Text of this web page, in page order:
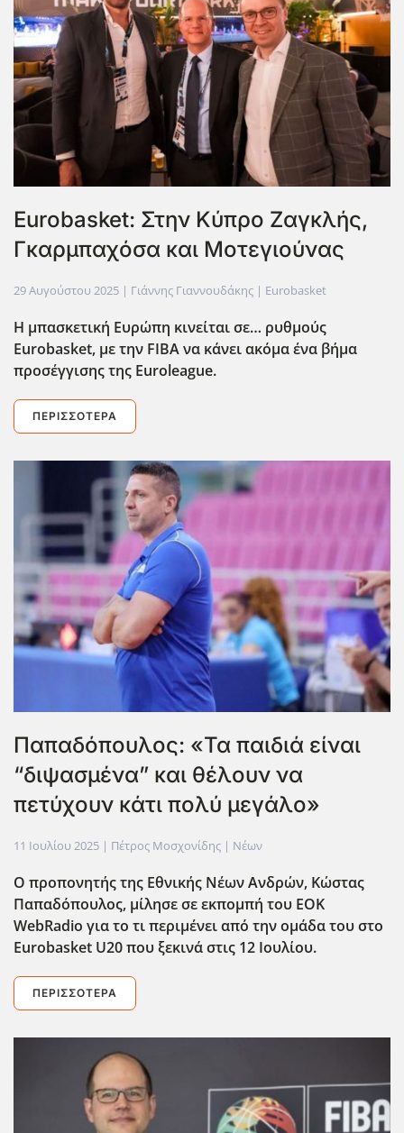
Eurobasket: Στην Κύπρο Ζαγκλής,
Γκαρμπαχόσα και Μοτεγιούνας
29 Αυγούστου 2025 | Γιάννης Γιαννουδάκης | Eurobasket
Η μπασκετική Ευρώπη κινείται σε… ρυθμούς
Eurobasket, με την FIBAνα κάνει ακόμα ένα βήμα
προσέγγισης της Euroleague.
ΠΕΡΙΣΣΌΤΕΡΑ
Παπαδόπουλος: «Τα παιδιά είναι
“διψασμένα” και θέλουν να
πετύχουν κάτι πολύ μεγάλο»
11 Ιουλίου 2025 | Πέτρος Μοσχονίδης | Νέων
Ο προπονητής της Εθνικής Νέων Ανδρών, Κώστας
Παπαδόπουλος, μίλησε σε εκπομπή του ΕΟΚ
WebRadio για το τι περιμένει από την ομάδα του στο
Eurobasket U20 που ξεκινά στις 12 Ιουλίου.
ΠΕΡΙΣΣΌΤΕΡΑ